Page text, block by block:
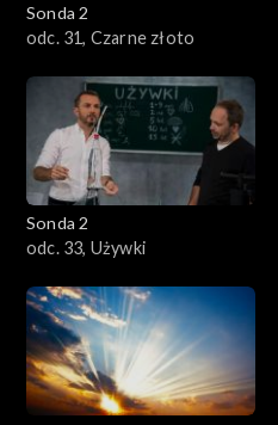
Sonda 2
odc. 31, Czarne złoto
Sonda 2
odc. 33, Używki